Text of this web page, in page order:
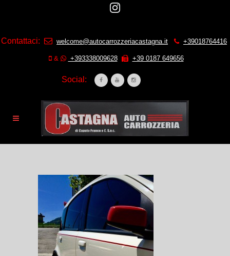
Contattaci: welcome@autocarrozzeriacastagna.it +39018764416
& +393338009628 +39 0187 649656
Social: